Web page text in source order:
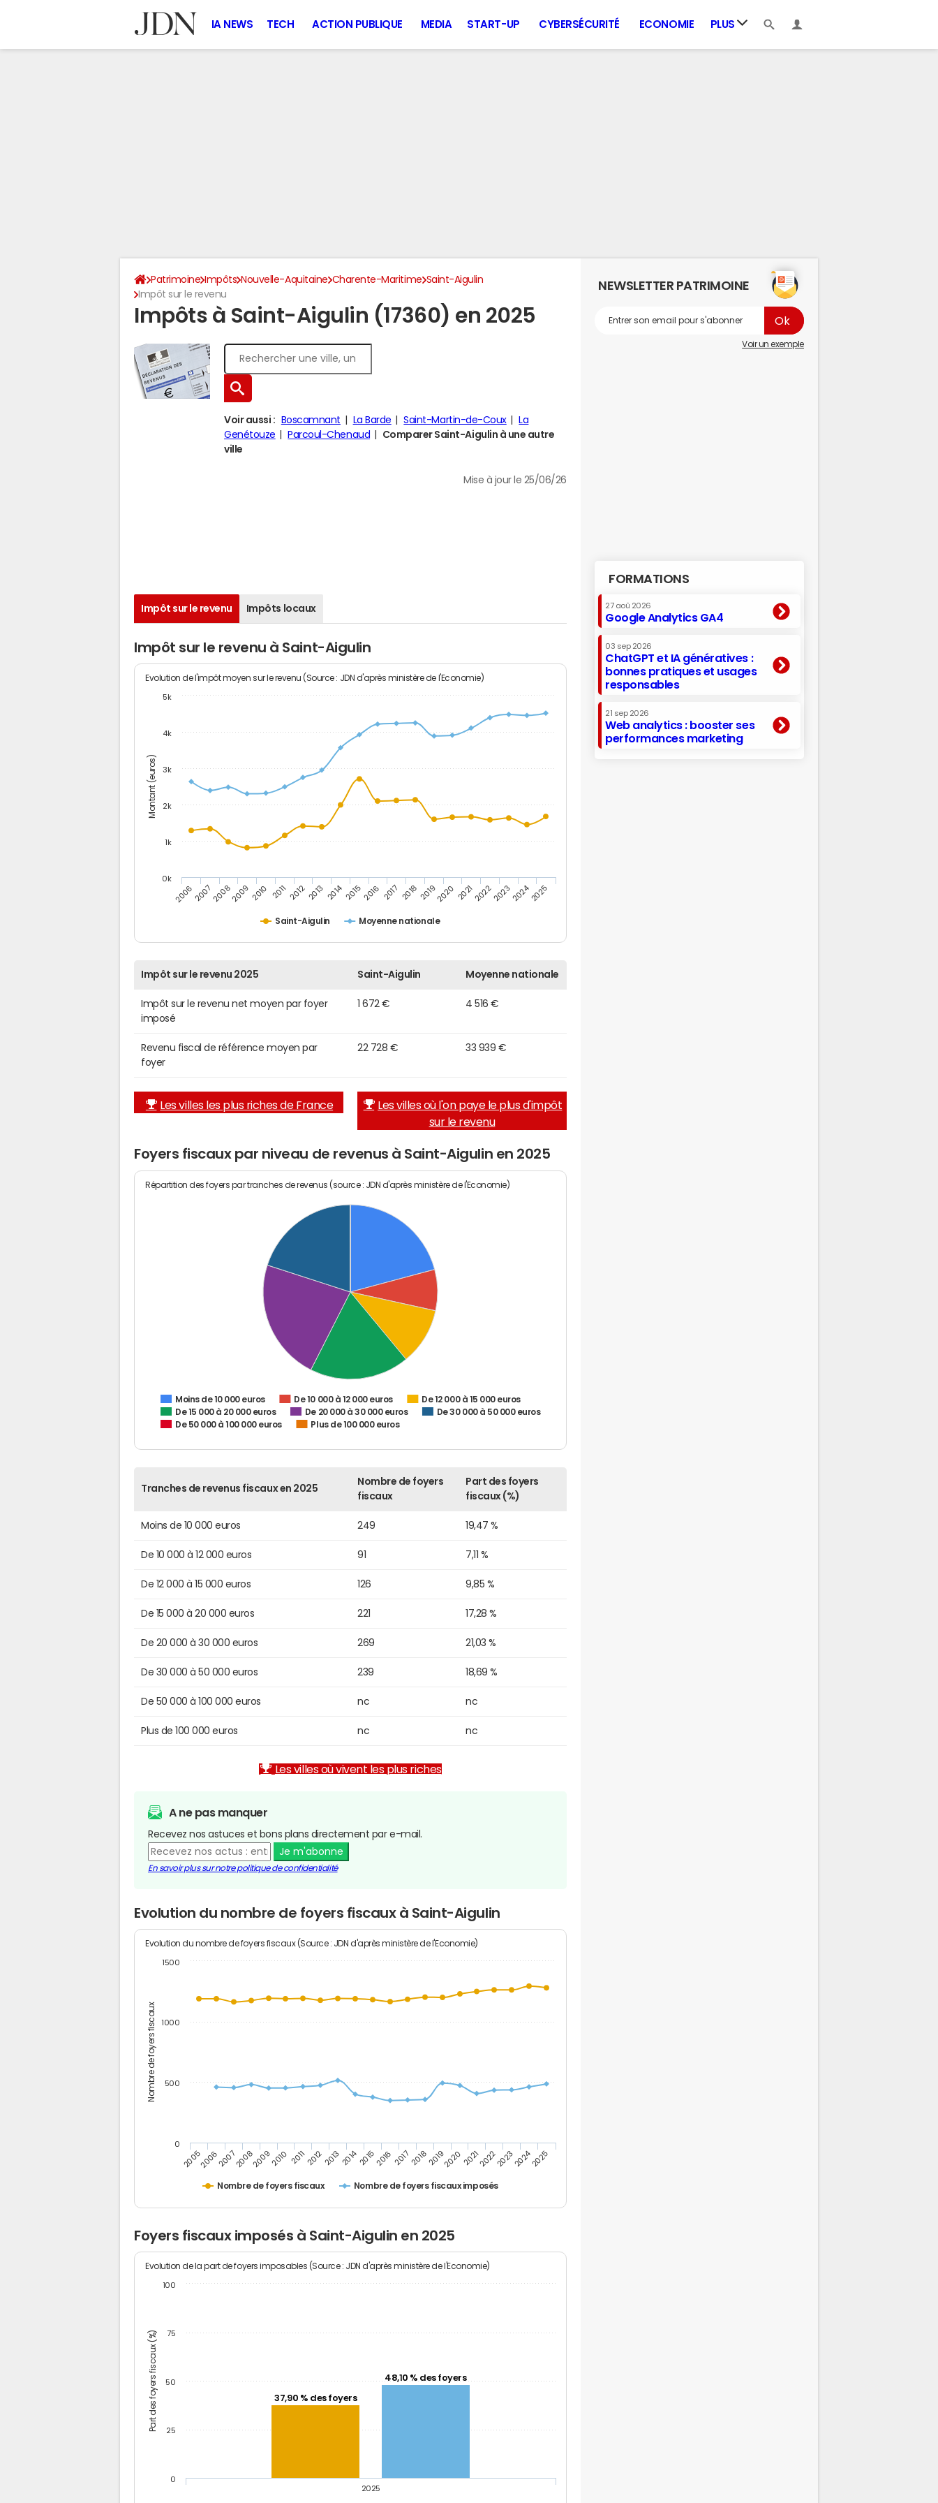
IA NEWS TECH ACTION PUBLIQUE MEDIA START-UP CYBERSÉCURITÉ ECONOMIE PLUS
Patrimoine Impôts Nouvelle-Aquitaine Charente-Maritime Saint-Aigulin
Impôt sur le revenu
Impôts à Saint-Aigulin (17360) en 2025
Voir aussi : Boscamnant La Barde Saint-Martin-de-Coux
La
Genétouze
Parcoul-Chenaud
Comparer Saint-Aigulin à une autre
ville
Mise à jour le 25/06/26
Impôt sur le revenu Impôts locaux
Impôt sur le revenu à Saint-Aigulin
Montant (euros)
Evolution de l'impôt moyen sur le revenu (Source : JDN d'après ministère de l'Economie)
Saint-Aigulin Moyenne nationale
20062007200820092010 2011 20122013 201420152016 2017 201820192020 20212022202320242025
0k
1k
2k
3k
4k
5k
Impôt sur le revenu 2025 Saint-Aigulin Moyenne nationale
Impôt sur le revenu net moyen par foyer
imposé
1 672 € 4 516 €
Revenu fiscal de référence moyen par
foyer
22 728 € 33 939 €
Les villes les plus riches de France
Les villes où l'on paye le plus d'impôt
sur le revenu
Foyers fiscaux par niveau de revenus à Saint-Aigulin en 2025
Répartition des foyers par tranches de revenus (source : JDN d'après ministère de l'Economie)
Moins de 10 000 euros De 10 000 à 12 000 euros
De 12 000 à 15 000 euros
De 15 000 à 20 000 euros
De 20 000 à 30 000 euros
De 30 000 à 50 000 euros
De 50 000 à 100 000 euros
Plus de 100 000 euros
Tranches de revenus fiscaux en 2025
Nombre de foyers
fiscaux
Part des foyers
fiscaux (%)
Moins de 10 000 euros 249 19,47 %
De 10 000 à 12 000 euros 91 7,11 %
De 12 000 à 15 000 euros 126 9,85 %
De 15 000 à 20 000 euros 221 17,28 %
De 20 000 à 30 000 euros 269 21,03 %
De 30 000 à 50 000 euros 239 18,69 %
De 50 000 à 100 000 euros nc nc
Plus de 100 000 euros nc nc
Les villes où vivent les plus riches
A ne pas manquer
Recevez nos astuces et bons plans directement par e-mail.
Je m'abonne
En savoir plus sur notre politique de confidentialité
Evolution du nombre de foyers fiscaux à Saint-Aigulin
Nombre de foyers fiscaux
Evolution du nombre de foyers fiscaux (Source : JDN d'après ministère de l'Economie)
Nombre de foyers fiscaux Nombre de foyers fiscaux imposés
200520062007200820092010 201120122013201420152016 201720182019202020212022202320242025
0
500
1000
1500
Foyers fiscaux imposés à Saint-Aigulin en 2025
Part des foyers fiscaux (%)
Evolution de la part de foyers imposables (Source : JDN d'après ministère de l'Economie)
37,90 % des foyers
48,10 % des foyers
2025
0
25
50
75
100
NEWSLETTER PATRIMOINE
Voir un exemple
FORMATIONS
27 aoû 2026
Google Analytics GA4
03 sep 2026
ChatGPT et IA génératives :
bonnes pratiques et usages
responsables
21 sep 2026
Web analytics : booster ses
performances marketing